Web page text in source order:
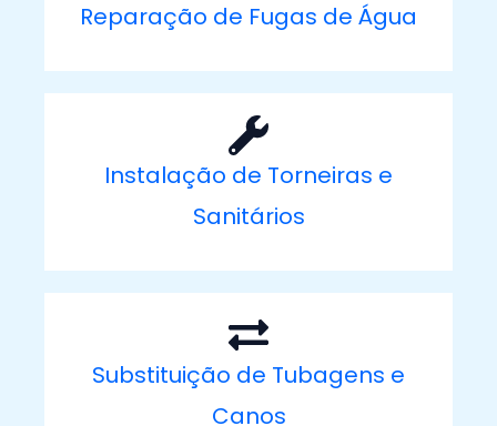
Reparação de Fugas de Água
Instalação de Torneiras e
Sanitários
Substituição de Tubagens e
Canos